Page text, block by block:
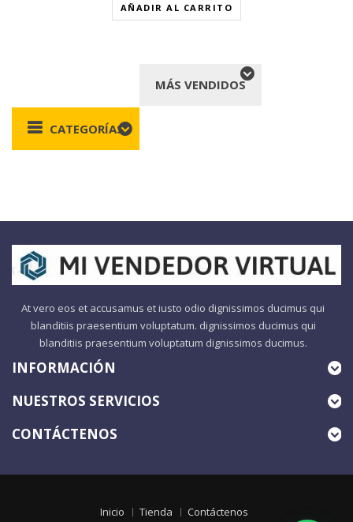
AÑADIR AL CARRITO
CATEGORÍAS
MÁS VENDIDOS
At vero eos et accusamus et iusto odio dignissimos ducimus qui
blanditiis praesentium voluptatum. dignissimos ducimus qui
blanditiis praesentium voluptatum dignissimos ducimus.
INFORMACIÓN
NUESTROS SERVICIOS
CONTÁCTENOS
Inicio Tienda Contáctenos